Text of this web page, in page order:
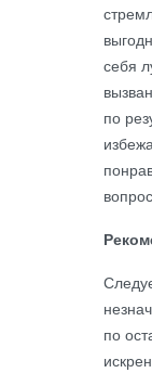
себя
по
по